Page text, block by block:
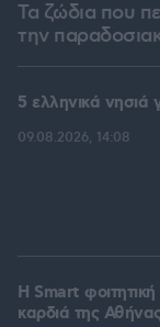
Τα ζώδια που
την
5 ελληνικά νησιά
09.08.2026, 14:08
Η Smart φοιτητική
καρδιά της